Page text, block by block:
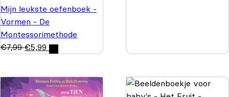
Mijn leukste oefenboek -
Vormen - De
Montessorimethode
€7,99 €5,99